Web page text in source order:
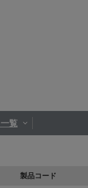
一覧
製品コード